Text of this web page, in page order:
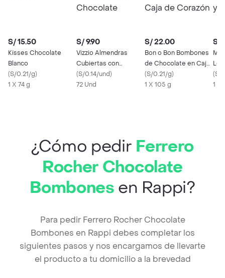
S/ 15.50
Kisses Chocolate
Blanco
(S/0.21/g)
1 X 74 g
S/ 9.90
Vizzio Almendras
Cubiertas con
Chocolate
(S/0.14/und)
72 Und
S/ 22.00
Bon o Bon Bombones
de Chocolate en Caja
de Corazón
(S/0.21/g)
1 X 105 g
S/
(S/
1 X
¿Cómo pedir Ferrero
Rocher Chocolate
Bombones en Rappi?
Para pedir Ferrero Rocher Chocolate
Bombones en Rappi debes completar los
siguientes pasos y nos encargamos de llevarte
el producto a tu domicilio a la brevedad